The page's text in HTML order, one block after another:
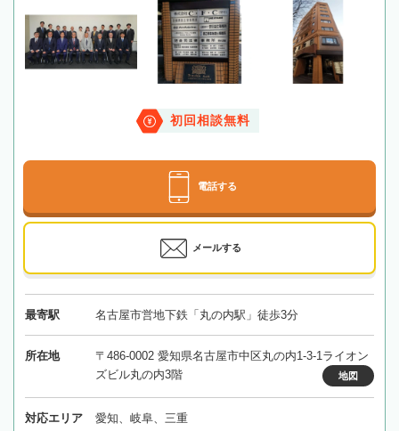
初回相談無料
電話する
メールする
最寄駅 名古屋市営地下鉄「丸の内駅」徒歩3分
所在地
〒486-0002 愛知県名古屋市中区丸の内1-3-1ライオン
ズビル丸の内3階
地図
対応エリア 愛知、岐阜、三重